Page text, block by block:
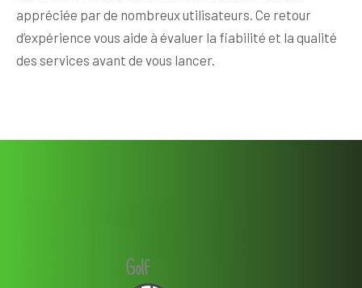
appréciée par de nombreux utilisateurs. Ce retour
d’expérience vous aide à évaluer la fiabilité et la qualité
des services avant de vous lancer.